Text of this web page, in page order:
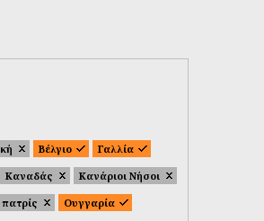
Βέλγιο
Γαλλία
Καναδάς
Κανάριοι Νήσοι
Ουγγαρία